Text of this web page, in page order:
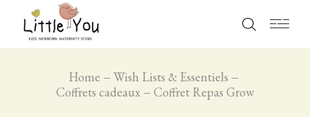
Home
Wish Lists & Essentiels
Coffrets cadeaux
Coffret Repas Grow